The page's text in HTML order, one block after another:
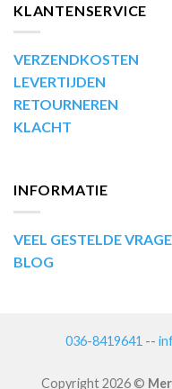
KLANTENSERVICE
VERZENDKOSTEN
LEVERTIJDEN
RETOURNEREN
KLACHT
INFORMATIE
VEEL GESTELDE
BLOG
036-8419641 --
Copyright 2026 ©